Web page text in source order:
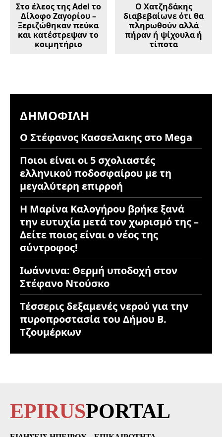
Στο έλεος της Adel το
Δίλοφο Ζαγορίου –
Ξεριζώθηκαν πεύκα
και κατέστρεψαν το
κοιμητήριο
Ο Χατζηδάκης
διαβεβαίωνε ότι θα
πληρωθούν αλλά
πήραν ή ψίχουλα ή
τίποτα
ΔΗΜΟΦΙΛΉ
Ο Στέφανος Κασσελακης στο Mega
Ποιοι είναι οι 5 σχολιαστές
ελληνικού ποδοσφαίρου με τη
μεγαλύτερη επιρροή
Η Μαρίνα Καλογήρου βρήκε ξανά
την ευτυχία μετά τον χωρισμό της –
Δείτε ποιος είναι ο νέος της
σύντροφος!
Ιωάννινα: Θερμή υποδοχή στον
Στέφανο Ντούσκο
Τέσσερις δεξαμενές νερού για την
πυροπροστασία του Δήμου Β.
Τζουμέρκων
EPIRUSPORTAL